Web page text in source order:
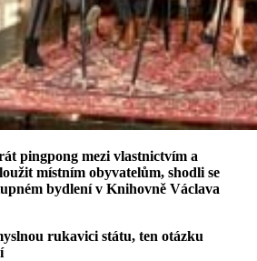
pingpong mezi vlastnictvím a
místním obyvatelům, shodli se
bydlení v Knihovně Václava
rukavici státu, ten otázku